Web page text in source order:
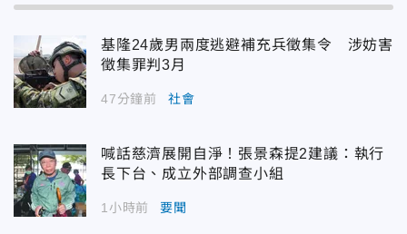
基隆24歲男兩度逃避補充兵徵集令 涉妨害
徵集罪判3月
47分鐘前 社會
喊話慈濟展開自淨！張景森提2建議：執行
長下台、成立外部調查小組
1小時前 要聞